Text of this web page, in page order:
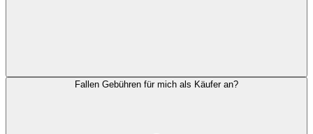
Fallen Gebühren für mich als Käufer an?